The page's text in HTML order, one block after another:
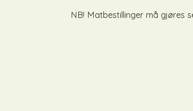
NB! Matbestillinger må gjøres